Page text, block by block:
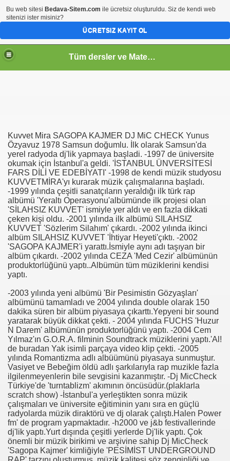
Tüm dersler ve Matematik
Kuvvet Mira SAGOPA KAJMER DJ MiC CHECK Yunus
Özyavuz 1978 Samsun doğumlu. İlk olarak Samsun'da
yerel radyoda dj'lik yapmaya başladi. -1997 de üniversite
okumak için İstanbul'a geldi. 'İSTANBUL ÜNVERSİTESİ
FARS DİLİ VE EDEBİYATI' -1998 de kendi müzik studyosu
KUVVETMİRA'yı kurarak müzik çalışmalarına başladı.
-1999 yılında çeşitli sanatçıların yeraldığı ilk türk rap
albümü 'Yeraltı Operasyonu'albümünde ilk projesi olan
'SİLAHSIZ KUVVET' ismiyle yer aldı ve en fazla dikkati
çeken kişi oldu. -2001 yılında ilk albümü SILAHSIZ
KUVVET 'Sözlerim Silahım' çıkardı. -2002 yılında ikinci
albüm SILAHSIZ KUVVET 'İhtiyar Heyeti'çıktı. -2002
'SAGOPA KAJMER'i yarattı.İsmiyle aynı adı taşıyan bir
albüm çıkardı. -2002 yılında CEZA 'Med Cezir' albümünün
produktorlüğünü yaptı..Albümün tüm müziklerini kendisi
yaptı.
-2003 yılında yeni albümü 'Bir Pesimistin Gözyaşları'
albümünü tamamladı ve 2004 yılında double olarak 150
dakika süren bir albüm piyasaya çıkarttı.Yepyeni bir sound
yaratarak büyük dikkat çekti. - 2004 yılında FUCHS 'Huzur
N Darem' albümünün produktorlüğünü yaptı. -2004 Cem
Yılmaz'ın G.O.R.A. filminin Soundtrack müziklerini yaptı.'Al!
de buradan Yak isimli parçaya video klip çekti. -2005
yılında Romantizma adlı albüümünü piyasaya sunmuştur.
Vasiyet ve Bebeğim öldü adlı şarkılarıyla rap muzikle fazla
ilgilenmeyenlerin bile sevgisini kazanmıştır. -Dj MicCheck
Türkiye'de 'turntablizm' akımının öncüsüdür.(plaklarla
scratch show) -İstanbul'a yerleştikten sonra müzik
çalışmaları ve üniversite eğitiminin yanı sıra en güçlü
radyolarda müzik diraktörü ve dj olarak çalıştı.Halen Power
fm' de program yapmaktadır. -h2000 ve j&b festivallerinde
dj'lik yaptı.Yurt dışında çeşitli yerlerde Dj'lik yaptı. Çok
önemli bir müzik birikimi ve arşivine sahip Dj MicCheck
'Sagopa Kajmer' kimliğiyle 'PESİMİST UNDERGROUND
Bu web sitesi Bedava-Sitem.com ile ücretsiz oluşturuldu. Siz de kendi web
sitenizi ister misiniz?
ÜCRETSIZ KAYIT OL